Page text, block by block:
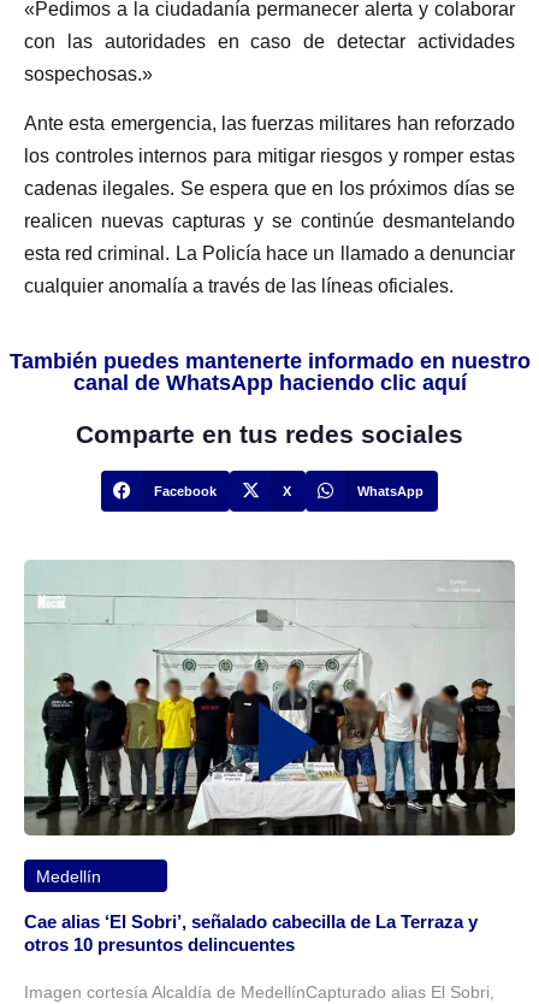
«Pedimos a la ciudadanía permanecer alerta y colaborar
con las autoridades en caso de detectar actividades
sospechosas.»
Ante esta emergencia, las fuerzas militares han reforzado
los controles internos para mitigar riesgos y romper estas
cadenas ilegales. Se espera que en los próximos días se
realicen nuevas capturas y se continúe desmantelando
esta red criminal. La Policía hace un llamado a denunciar
cualquier anomalía a través de las líneas oficiales.
También puedes mantenerte informado en nuestro
canal de WhatsApp haciendo clic aquí
Comparte en tus redes sociales
Facebook X WhatsApp
Medellín
Cae alias ‘El Sobri’, señalado cabecilla de La Terraza y
otros 10 presuntos delincuentes
Imagen cortesía Alcaldía de MedellínCapturado alias El Sobri,